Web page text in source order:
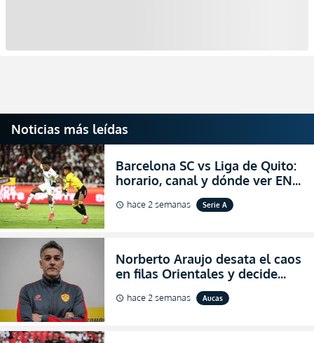
Noticias más leídas
Barcelona SC vs Liga de Quito:
horario, canal y dónde ver EN
VIVO la Fecha 22 de la LigaPro
2026
schedule hace 2 semanas Serie A
Norberto Araujo desata el caos
en filas Orientales y decide
abandonar la dirección técnica
de Aucas
schedule hace 2 semanas Aucas